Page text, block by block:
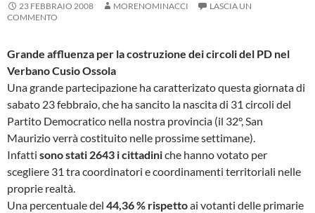
23 FEBBRAIO 2008 MORENOMINACCI
LASCIA UN
COMMENTO
Grande affluenza per la costruzione dei circoli del PD nel
Verbano Cusio Ossola
Una grande partecipazione ha caratterizato questa giornata di
sabato 23 febbraio, che ha sancito la nascita di 31 circoli del
Partito Democratico nella nostra provincia (il 32°, San
Maurizio verrà costituito nelle prossime settimane).
Infatti sono stati 2643 i cittadiniche hanno votato per
scegliere 31 tra coordinatori e coordinamenti territoriali nelle
proprie realtà.
Una percentuale del 44,36 % rispettoai votanti delle primarie